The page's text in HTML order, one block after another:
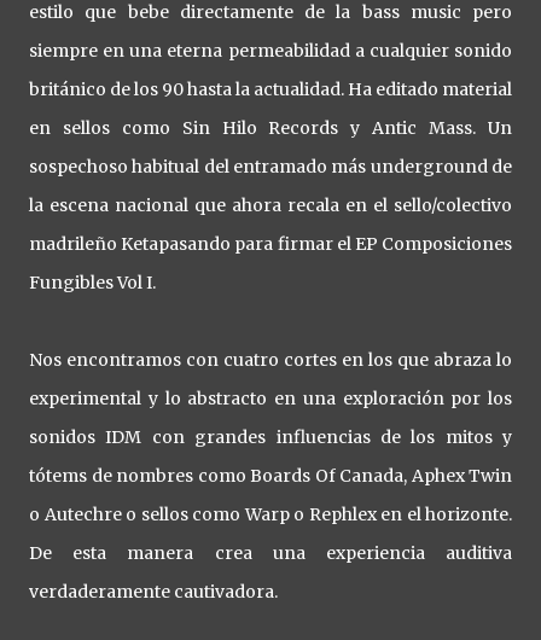
estilo que bebe directamente de la bass music pero
siempre en una eterna permeabilidad a cualquier sonido
británico de los 90 hasta la actualidad. Ha editado material
en sellos como Sin Hilo Records y Antic Mass. Un
sospechoso habitual del entramado más underground de
la escena nacional que ahora recala en el sello/colectivo
madrileño Ketapasando para firmar el EP Composiciones
Fungibles Vol I.
Nos encontramos con cuatro cortes en los que abraza lo
experimental y lo abstracto en una exploración por los
sonidos IDM con grandes influencias de los mitos y
tótems de nombres como Boards Of Canada, Aphex Twin
o Autechre o sellos como Warp o Rephlex en el horizonte.
De esta manera crea una experiencia auditiva
verdaderamente cautivadora.